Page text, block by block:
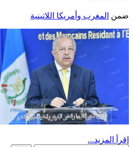
ضمن المغرب وأمريكا اللاتينية
إقرأ المزيد...